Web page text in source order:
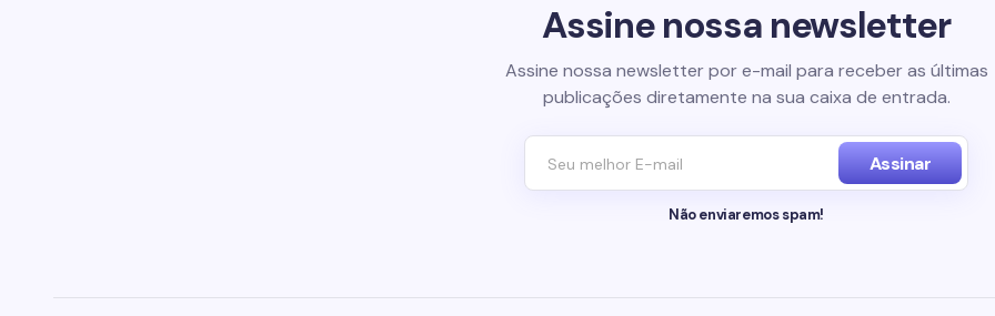
Assine nossa newsletter
Assine nossa newsletter por e-mail para receber as últimas
publicações diretamente na sua caixa de entrada.
Assinar
Não enviaremos spam!